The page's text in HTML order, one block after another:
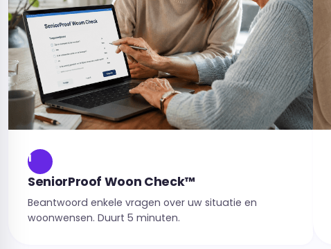
1
SeniorProof Woon Check™
Beantwoord enkele vragen over uw situatie en
woonwensen. Duurt 5 minuten.